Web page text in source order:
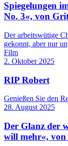
Spiegelungen
No. 3«, von
Der arbeitswütige
gekonnt, aber nur
Film
2. Oktober 2025
RIP Robert
Genießen Sie den
28. August 2025
Der Glanz der
will mehr«,